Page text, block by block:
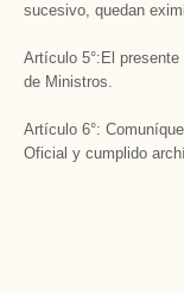
sucesivo, quedan
Artículo 5°:El presente
de Ministros.
Artículo 6°:
Oficial y cumplido